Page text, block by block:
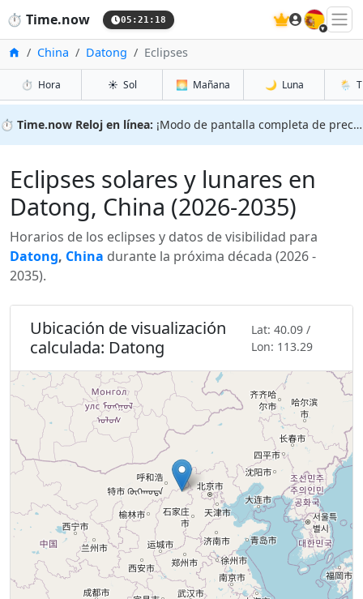
⏱️ Time.now 05:21:20 🇪🇸
InicioChina Datong Eclipses
⏱️ Hora ☀️ Sol 🌅 Mañana 🌙 Luna 🌦️
⏱️ Time.now Reloj en línea: ¡Modo de pantalla completa de precisión!
Eclipses solares y lunares en
Datong, China (2026-2035)
Horarios de los eclipses y datos de visibilidad para
Datong, China durante la próxima década (2026 -
2035).
Ubicación de visualización
calculada: Datong
Lat: 40.09 /
Lon: 113.29